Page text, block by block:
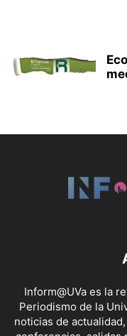
Inform@UVa es la
Periodismo de la
noticias de